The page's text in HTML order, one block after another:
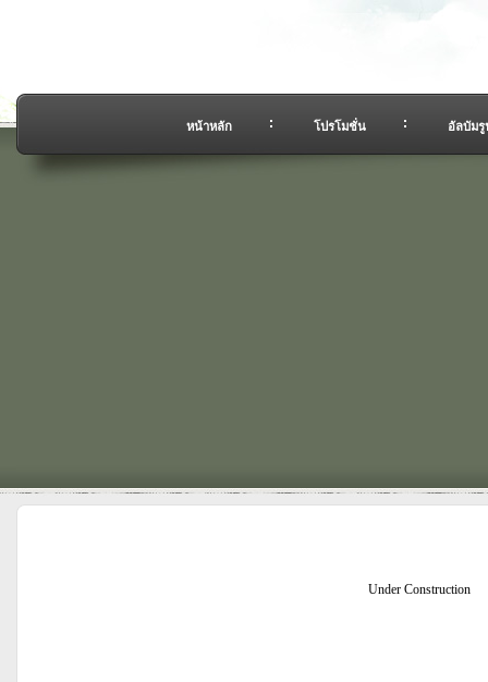
หน้าหลัก โปรโมชั่น อัลบัมรู
Under Construction